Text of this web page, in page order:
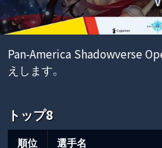
Pan-America Shadowverse
えします。
トップ8
順位 選手名